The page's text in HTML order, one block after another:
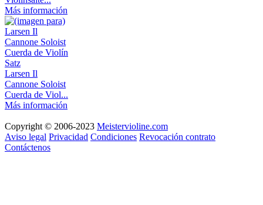
Más información
Larsen Il
Cannone Soloist
Cuerda de Viol...
Más información
Copyright © 2006-2023 Meistervioline.com
Aviso legal Privacidad Condiciones Revocación contrato
Contáctenos